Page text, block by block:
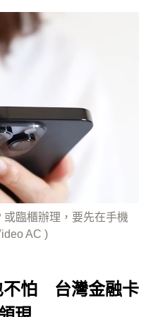
臨櫃辦理，要先在手機
AC )
不怕 台灣金融卡